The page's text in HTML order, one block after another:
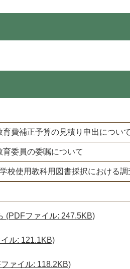
育費補正予算の見積り申出につい
育委員の委嘱について
校使用教科用図書採択における
(PDFファイル: 247.5KB)
ル: 121.1KB)
ァイル: 118.2KB)